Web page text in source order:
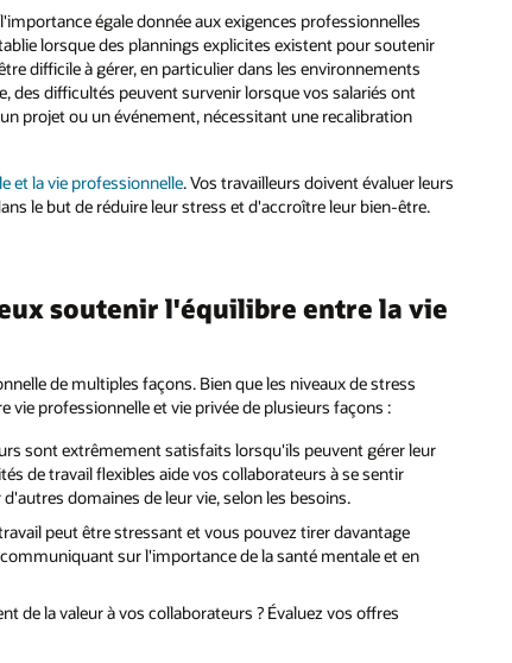
égale donnée aux exigences professionnelles
lorsque des plannings explicites existent pour soutenir
difficile à gérer, en particulier dans les environnements
des difficultés peuvent survenir lorsque vos salariés ont
projet ou un événement, nécessitant une recalibration
et la vie professionnelle. Vos travailleurs doivent évaluer leurs
le but de réduire leur stress et d'accroître leur bien-être.
soutenir l'équilibre entre la vie
de multiples façons. Bien que les niveaux de stress
professionnelle et vie privée de plusieurs façons :
sont extrêmement satisfaits lorsqu'ils peuvent gérer leur
de travail flexibles aide vos collaborateurs à se sentir
domaines de leur vie, selon les besoins.
peut être stressant et vous pouvez tirer davantage
sur l'importance de la santé mentale et en
de la valeur à vos collaborateurs ? Évaluez vos offres